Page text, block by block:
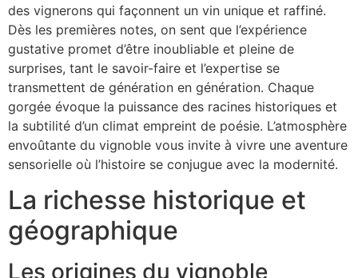
des vignerons qui façonnent un vin unique et raffiné.
Dès les premières notes, on sent que l’expérience
gustative promet d’être inoubliable et pleine de
surprises, tant le savoir-faire et l’expertise se
transmettent de génération en génération. Chaque
gorgée évoque la puissance des racines historiques et
la subtilité d’un climat empreint de poésie. L’atmosphère
envoûtante du vignoble vous invite à vivre une aventure
sensorielle où l’histoire se conjugue avec la modernité.
La richesse historique et
géographique
Les origines du vignoble